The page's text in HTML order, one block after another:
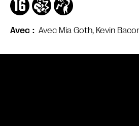
Avec Avec Mia Goth, Kevin